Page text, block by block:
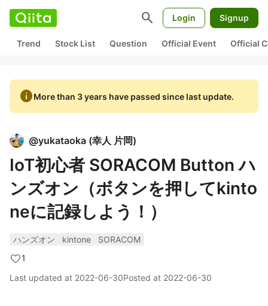
search Login Signup
Trend Stock List Question Official Event Official
infoMore than 3 years have passed since last update.
@yukataoka (幸人 片岡)
IoT初心者 SORACOM Button ハ
ンズオン（ボタンを押してkinto
neに記録しよう！）
ハンズオン kintone
SORACOM
1
Last updated at 2022-06-30Posted at 2022-06-30